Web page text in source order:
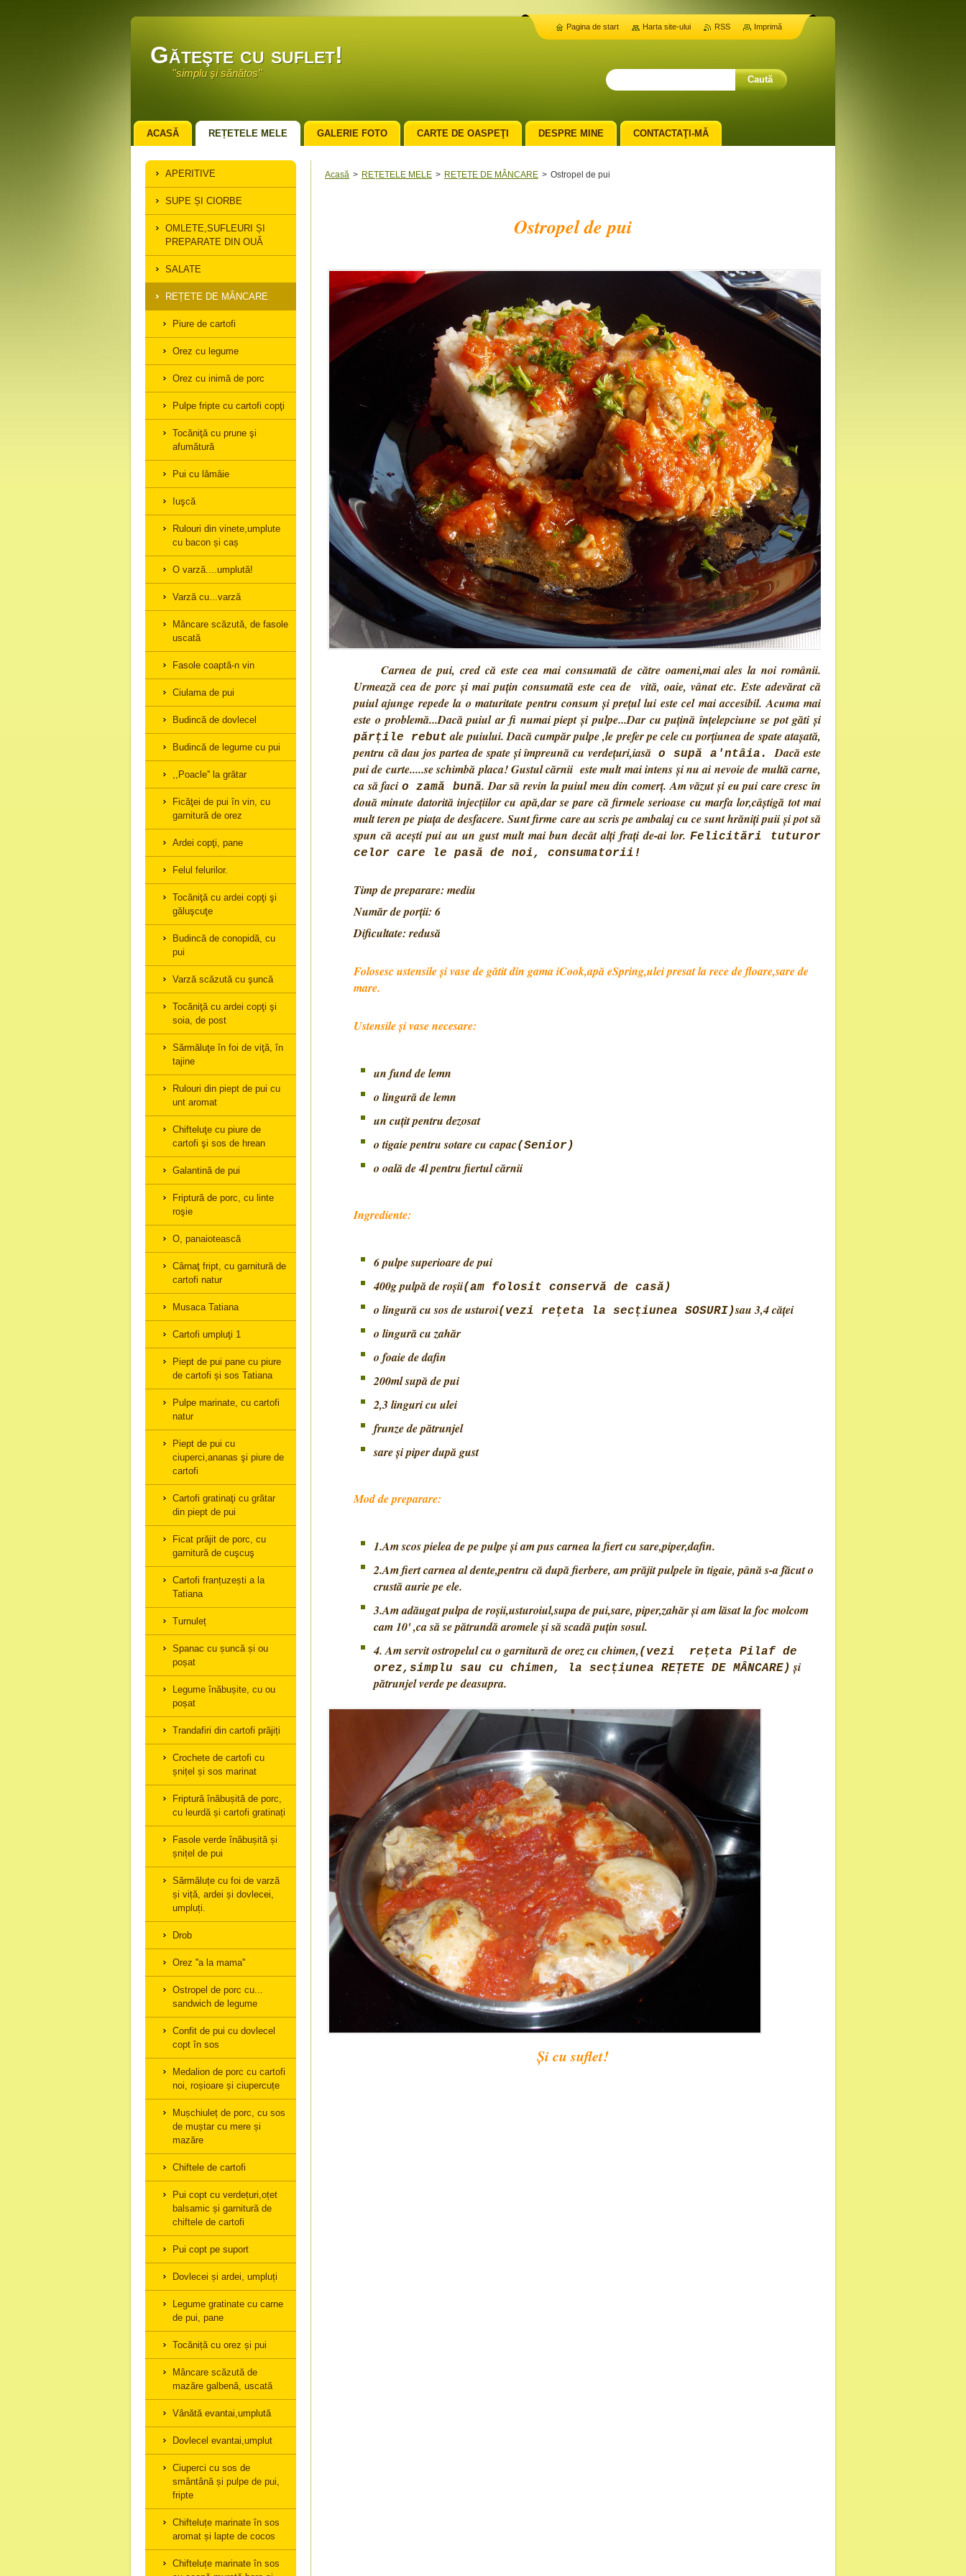
Găteşte cu suflet!
''simplu şi sănătos''
Acasă > REȚETELE MELE > REȚETE DE MÂNCARE > Ostropel de pui
Ostropel de pui
Carnea de pui, cred că este cea mai consumată de către oameni,mai ales la noi românii.
Urmează cea de porc și mai puțin consumată este cea de vită, oaie, vânat etc. Este adevărat că
puiul ajunge repede la o maturitate pentru consum și prețul lui este cel mai accesibil. Acuma mai
este o problemă...Dacă puiul ar fi numai piept și pulpe...Dar cu puțină înțelepciune se pot găti și
părțile rebut ale puiului. Dacă cumpăr pulpe ,le prefer pe cele cu porțiunea de spate atașată,
pentru că dau jos partea de spate și împreună cu verdețuri,iasăo supă a'ntâia.Dacă este
pui de curte.....se schimbă placa! Gustul cărnii este mult mai intens și nu ai nevoie de multă carne,
ca să faci o zamă bună. Dar să revin la puiul meu din comerț. Am văzut și eu pui care cresc în
două minute datorită injecțiilor cu apă,dar se pare că firmele serioase cu marfa lor,câștigă tot mai
mult teren pe piața de desfacere. Sunt firme care au scris pe ambalaj cu ce sunt hrăniți puii și pot să
spun că acești pui au un gust mult mai bun decât alți frați de-ai lor.Felicitări tuturor
celor care le pasă de noi, consumatorii!
Timp de preparare: mediu
Număr de porții: 6
Dificultate: redusă
Folosesc ustensile și vase de gătit din gama iCook,apă eSpring,ulei presat la rece de floare,sare de
mare.
Ustensile și vase necesare:
un fund de lemn
o lingură de lemn
un cuțit pentru dezosat
o tigaie pentru sotare cu capac(Senior)
o oală de 4l pentru fiertul cărnii
Ingrediente:
6 pulpe superioare de pui
400g pulpă de roșii(am folosit conservă de casă)
o lingură cu sos de usturoi(vezi rețeta la secțiunea SOSURI)sau 3,4 căței
o lingură cu zahăr
o foaie de dafin
200ml supă de pui
2,3 linguri cu ulei
frunze de pătrunjel
sare și piper după gust
Mod de preparare:
1.Am scos pielea de pe pulpe și am pus carnea la fiert cu sare,piper,dafin.
2.Am fiert carnea al dente,pentru că după fierbere, am prăjit pulpele în tigaie, până s-a făcut o
crustă aurie pe ele.
3.Am adăugat pulpa de roșii,usturoiul,supa de pui,sare, piper,zahăr și am lăsat la foc molcom
cam 10' ,ca să se pătrundă aromele și să scadă puțin sosul.
4. Am servit ostropelul cu o garnitură de orez cu chimen,(vezi rețeta Pilaf de
orez,simplu sau cu chimen, la secțiunea REȚETE DE MÂNCARE) și
pătrunjel verde pe deasupra.
Și cu suflet!
APERITIVE
SUPE ȘI CIORBE
OMLETE,SUFLEURI ȘI
PREPARATE DIN OUĂ
SALATE
REȚETE DE MÂNCARE
Piure de cartofi
Orez cu legume
Orez cu inimă de porc
Pulpe fripte cu cartofi copţi
Tocăniţă cu prune şi
afumătură
Pui cu lămâie
Iuşcă
Rulouri din vinete,umplute
cu bacon și caș
O varză....umplută!
Varză cu...varză
Mâncare scăzută, de fasole
uscată
Fasole coaptă-n vin
Ciulama de pui
Budincă de dovlecel
Budincă de legume cu pui
,,Poacle'' la grătar
Ficăţei de pui în vin, cu
garnitură de orez
Ardei copţi, pane
Felul felurilor.
Tocăniţă cu ardei copţi şi
găluşcuţe
Budincă de conopidă, cu
pui
Varză scăzută cu şuncă
Tocăniţă cu ardei copţi şi
soia, de post
Sărmăluţe în foi de viţă, în
tajine
Rulouri din piept de pui cu
unt aromat
Chifteluţe cu piure de
cartofi şi sos de hrean
Galantină de pui
Friptură de porc, cu linte
roşie
O, panaiotească
Cârnaţ fript, cu garnitură de
cartofi natur
Musaca Tatiana
Cartofi umpluţi 1
Piept de pui pane cu piure
de cartofi și sos Tatiana
Pulpe marinate, cu cartofi
natur
Piept de pui cu
ciuperci,ananas şi piure de
cartofi
Cartofi gratinaţi cu grătar
din piept de pui
Ficat prăjit de porc, cu
garnitură de cuşcuş
Cartofi franțuzești a la
Tatiana
Turnuleț
Spanac cu șuncă și ou
poșat
Legume înăbușite, cu ou
poșat
Trandafiri din cartofi prăjiți
Crochete de cartofi cu
șnițel și sos marinat
Friptură înăbușită de porc,
cu leurdă și cartofi gratinați
Fasole verde înăbușită și
șnițel de pui
Sărmăluțe cu foi de varză
și viță, ardei și dovlecei,
umpluți.
Drob
Orez ''a la mama''
Ostropel de porc cu...
sandwich de legume
Confit de pui cu dovlecel
copt în sos
Medalion de porc cu cartofi
noi, roșioare și ciupercuțe
Mușchiuleț de porc, cu sos
de muștar cu mere și
mazăre
Chiftele de cartofi
Pui copt cu verdețuri,oțet
balsamic și garnitură de
chiftele de cartofi
Pui copt pe suport
Dovlecei și ardei, umpluți
Legume gratinate cu carne
de pui, pane
Tocăniță cu orez și pui
Mâncare scăzută de
mazăre galbenă, uscată
Vânătă evantai,umplută
Dovlecel evantai,umplut
Ciuperci cu sos de
smântână și pulpe de pui,
fripte
Chifteluțe marinate în sos
aromat și lapte de cocos
Chifteluțe marinate în sos
ACASĂ REȚETELE MELE GALERIE FOTO CARTE DE OASPEŢI DESPRE MINE CONTACTAŢI-MĂ
Pagina de start Harta site-ului RSS Imprimă